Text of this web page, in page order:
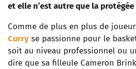
o r p
r
e
et elle n’est autre que la
Comme de plus en plus de
Curry se passionne pour le
soit au niveau professionnel ou
dire que sa filleule Cameron